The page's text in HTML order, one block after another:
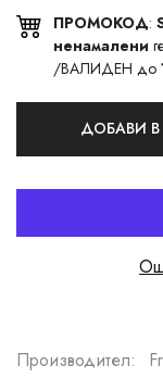
ПРОМОКОД:
ненамалени
/ВАЛИДЕН до
ДОБАВИ
Производител: